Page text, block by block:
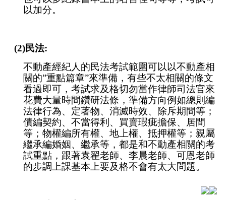
以加分。
(2)民法:
不動產經紀人的民法考試範圍可以以不動產相
關的”重點篇章”來準備，有些不太相關的條文
看過即可，考試求及格切勿當作律師司法官來
花費大量時間鑽研法條，準備方向例如總則編
法律行為、定著物、消滅時效、除斥期間等；
債編契約、不當得利、買賣瑕疵擔保、居間
等；物權編所有權、地上權、抵押權等；親屬
繼承編婚姻、繼承等，都是和不動產相關的考
試重點，跟著袁翟老師、李晨老師、可恩老師
的步調上課基本上要及格不會有太大問題。